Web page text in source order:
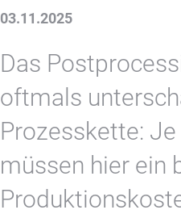
03.11.2025
Das
oftmals
Prozesskette:
müssen hier ein